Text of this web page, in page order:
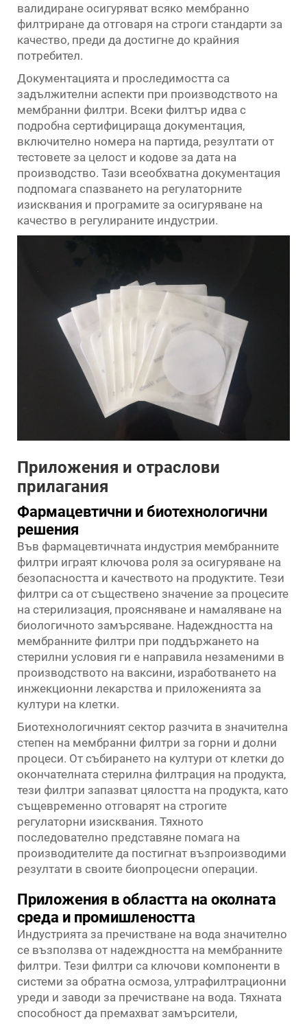
валидиране осигуряват всяко мембранно
филтриране да отговаря на строги стандарти за
качество, преди да достигне до крайния
потребител.
Документацията и проследимостта са
задължителни аспекти при производството на
мембранни филтри. Всеки филтър идва с
подробна сертифицираща документация,
включително номера на партида, резултати от
тестовете за целост и кодове за дата на
производство. Тази всеобхватна документация
подпомага спазването на регулаторните
изисквания и програмите за осигуряване на
качество в регулираните индустрии.
Приложения и отраслови
прилагания
Фармацевтични и биотехнологични
решения
Във фармацевтичната индустрия мембранните
филтри играят ключова роля за осигуряване на
безопасността и качеството на продуктите. Тези
филтри са от съществено значение за процесите
на стерилизация, проясняване и намаляване на
биологичното замърсяване. Надеждността на
мембранните филтри при поддържането на
стерилни условия ги е направила незаменими в
производството на ваксини, изработването на
инжекционни лекарства и приложенията за
култури на клетки.
Биотехнологичният сектор разчита в значителна
степен на мембранни филтри за горни и долни
процеси. От събирането на култури от клетки до
окончателната стерилна филтрация на продукта,
тези филтри запазват цялостта на продукта, като
същевременно отговарят на строгите
регулаторни изисквания. Тяхното
последователно представяне помага на
производителите да постигнат възпроизводими
резултати в своите биопроцесни операции.
Приложения в областта на околната
среда и промишлеността
Индустрията за пречистване на вода значително
се възползва от надеждността на мембранните
филтри. Тези филтри са ключови компоненти в
системи за обратна осмоза, ултрафилтрационни
уреди и заводи за пречистване на вода. Тяхната
способност да премахват замърсители,